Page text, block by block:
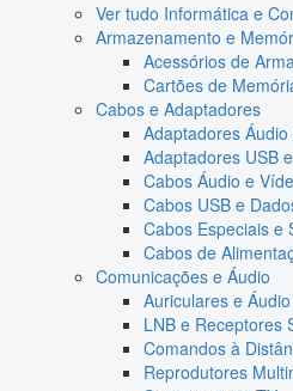
Ver tudo Informática e
Armazenamento e
Acessórios de
Cartões de
Cabos e Adaptadores
Adaptadores
Adaptadores USB
Cabos Áudio e
Cabos USB e
Cabos Especiais e
Cabos de
Comunicações e Áudio
Auriculares e Áudio
LNB e Receptores
Comandos à
Reprodutores